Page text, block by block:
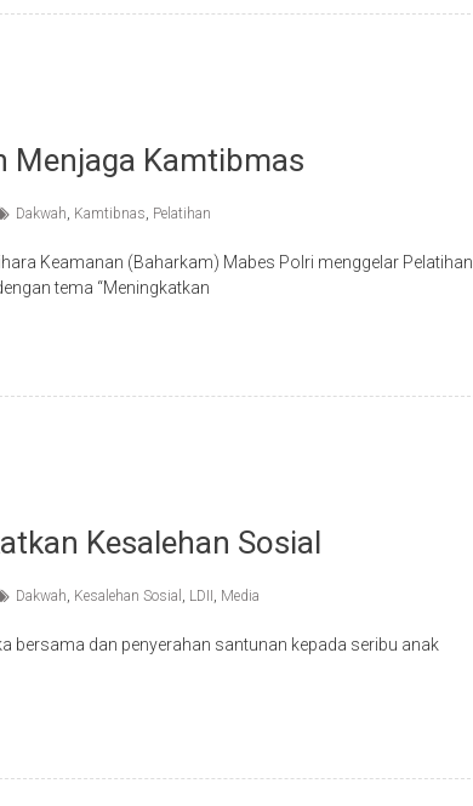
Menjaga Kamtibmas
Dakwah, Kamtibnas, Pelatihan
Keamanan (Baharkam) Mabes Polri menggelar Pelatihan
tema “Meningkatkan
Kesalehan Sosial
Dakwah, Kesalehan Sosial , LDII , Media
bersama dan penyerahan santunan kepada seribu anak